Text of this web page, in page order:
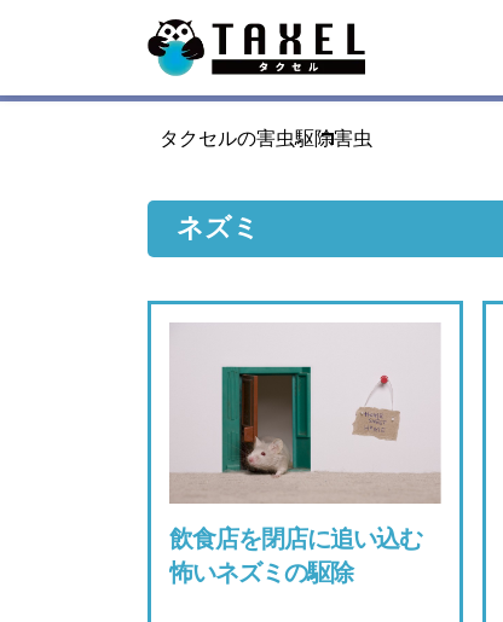
タクセルの害虫駆除害虫
ネズミ
飲食店を閉店に追い込む
怖いネズミの駆除